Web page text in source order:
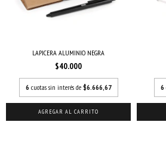
LAPICERA ALUMINIO NEGRA
$40.000
6 cuotas sin interés de $6.666,67 6